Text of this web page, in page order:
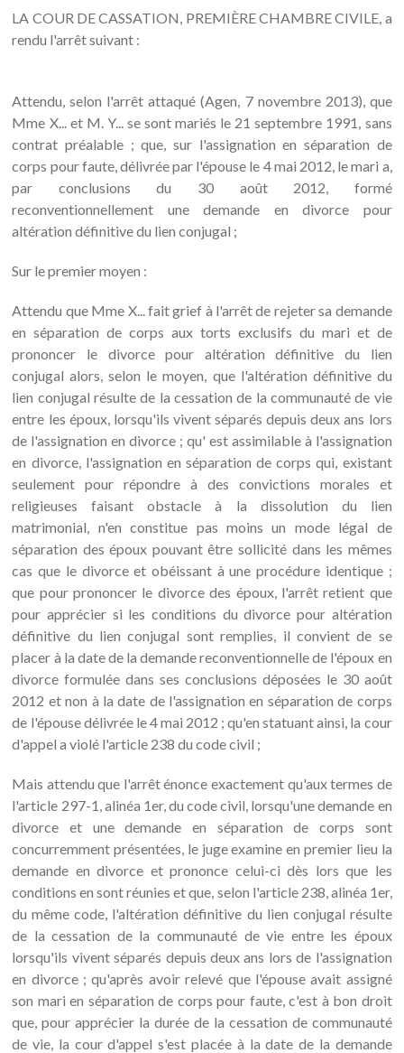
LA COUR DE CASSATION, PREMIÈRE CHAMBRE CIVILE, a
rendu l'arrêt suivant :
Attendu, selon l'arrêt attaqué (Agen, 7 novembre 2013), que
Mme X... et M. Y... se sont mariés le 21 septembre 1991, sans
contrat préalable ; que, sur l'assignation en séparation de
corps pour faute, délivrée par l'épouse le 4 mai 2012, le mari a,
par conclusions du 30 août 2012, formé
reconventionnellement une demande en divorce pour
altération définitive du lien conjugal ;
Sur le premier moyen :
Attendu que Mme X... fait grief à l'arrêt de rejeter sa demande
en séparation de corps aux torts exclusifs du mari et de
prononcer le divorce pour altération définitive du lien
conjugal alors, selon le moyen, que l'altération définitive du
lien conjugal résulte de la cessation de la communauté de vie
entre les époux, lorsqu'ils vivent séparés depuis deux ans lors
de l'assignation en divorce ; qu' est assimilable à l'assignation
en divorce, l'assignation en séparation de corps qui, existant
seulement pour répondre à des convictions morales et
religieuses faisant obstacle à la dissolution du lien
matrimonial, n'en constitue pas moins un mode légal de
séparation des époux pouvant être sollicité dans les mêmes
cas que le divorce et obéissant à une procédure identique ;
que pour prononcer le divorce des époux, l'arrêt retient que
pour apprécier si les conditions du divorce pour altération
définitive du lien conjugal sont remplies, il convient de se
placer à la date de la demande reconventionnelle de l'époux en
divorce formulée dans ses conclusions déposées le 30 août
2012 et non à la date de l'assignation en séparation de corps
de l'épouse délivrée le 4 mai 2012 ; qu'en statuant ainsi, la cour
d'appel a violé l'article 238 du code civil ;
Mais attendu que l'arrêt énonce exactement qu'aux termes de
l'article 297-1, alinéa 1er, du code civil, lorsqu'une demande en
divorce et une demande en séparation de corps sont
concurremment présentées, le juge examine en premier lieu la
demande en divorce et prononce celui-ci dès lors que les
conditions en sont réunies et que, selon l'article 238, alinéa 1er,
du même code, l'altération définitive du lien conjugal résulte
de la cessation de la communauté de vie entre les époux
lorsqu'ils vivent séparés depuis deux ans lors de l'assignation
en divorce ; qu'après avoir relevé que l'épouse avait assigné
son mari en séparation de corps pour faute, c'est à bon droit
que, pour apprécier la durée de la cessation de communauté
de vie, la cour d'appel s'est placée à la date de la demande